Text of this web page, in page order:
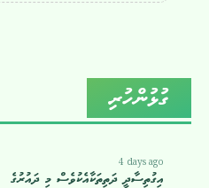
ގުޅުންހުރި
4 days ago
އިގުތިސާދީ ދަތިތަކާއެކުވެސް މި ދައުރުގެ